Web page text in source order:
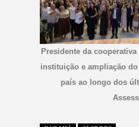
Presidente da
instituição e ampliação
país ao longo dos